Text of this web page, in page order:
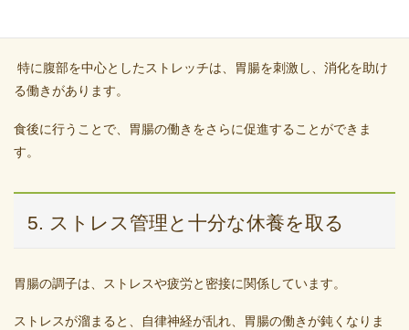
特に腹部を中心としたストレッチは、胃腸を刺激し、消化を助け
る働きがあります。
食後に行うことで、胃腸の働きをさらに促進することができま
す。
5. ストレス管理と十分な休養を取る
胃腸の調子は、ストレスや疲労と密接に関係しています。
ストレスが溜まると、自律神経が乱れ、胃腸の働きが鈍くなりま